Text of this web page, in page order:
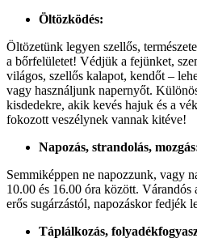
Öltözködés:
Öltözetünk legyen szellős,
a bőrfelületet! Védjük a fejünket,
világos, szellős kalapot, kendőt –
vagy használjunk napernyőt.
kisdedekre, akik kevés hajuk és a
fokozott veszélynek vannak kitéve!
Napozás, strandolás,
Semmiképpen ne napozzunk, vagy
10.00 és 16.00 óra között. Várandós
erős sugárzástól, napozáskor fedjék
Táplálkozás,